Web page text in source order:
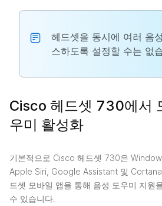
헤드셋을 동시에 여러 음
스하도록 설정할 수는 없
Cisco 헤드셋 730에서
우미 활성화
기본적으로 Cisco 헤드셋 730은
Apple Siri, Google Assistant 및
드셋 모바일 앱을 통해 음성 도우미 지원
수 있습니다.